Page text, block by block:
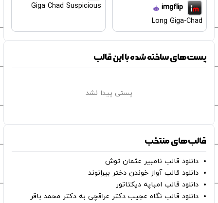
imgflip
Long Giga-Chad
Giga Chad Suspicious
پست‌های ساخته شده با این قالب
پستی پیدا نشد
قالب‌های منتخب
دانلود قالب نامبیر عثمان ‌توش
دانلود قالب آواز خوندن دختر بیرانوند
دانلود قالب امباپه دیکتاتور
دانلود قالب نگاه عجیب دکتر عراقچی به دکتر محمد باقر